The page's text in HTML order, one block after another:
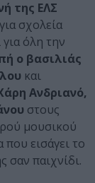
της ΕΛΣ
σχολεία
για όλη την
ο βασιλιάς
και
Ανδριανό,
στους
μουσικού
εισάγει το
σαν παιχνίδι.